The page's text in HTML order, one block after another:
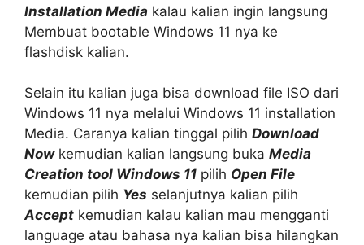
Installation Media kalau kalian ingin langsung
Membuat bootable Windows 11 nya ke
flashdisk kalian.
Selain itu kalian juga bisa download file ISO dari
Windows 11 nya melalui Windows 11 installation
Media. Caranya kalian tinggal pilih Download
Nowkemudian kalian langsung buka Media
Creation tool Windows 11 pilih Open File
kemudian pilih Yes selanjutnya kalian pilih
Accept kemudian kalau kalian mau mengganti
language atau bahasa nya kalian bisa hilangkan